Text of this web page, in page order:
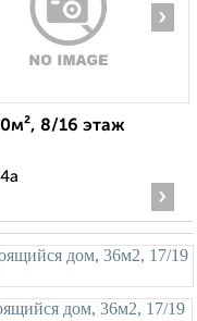
›
8/16 этаж
›